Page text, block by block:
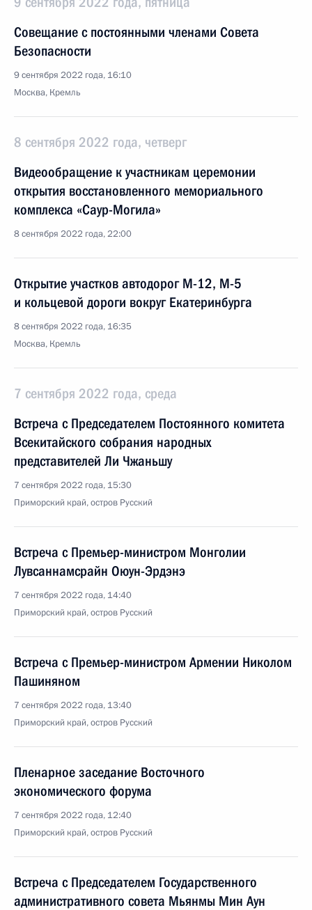
Совещание с постоянными членами Совета
Безопасности
9 сентября 2022 года, 16:10
Москва, Кремль
8 сентября 2022 года, четверг
Видеообращение к участникам церемонии
открытия восстановленного мемориального
комплекса «Саур-Могила»
8 сентября 2022 года, 22:00
Открытие участков автодорог М-12, М-5
и кольцевой дороги вокруг Екатеринбурга
8 сентября 2022 года, 16:35
Москва, Кремль
7 сентября 2022 года, среда
Встреча с Председателем Постоянного комитета
Всекитайского собрания народных
представителей Ли Чжаньшу
7 сентября 2022 года, 15:30
Приморский край, остров Русский
Встреча с Премьер-министром Монголии
Лувсаннамсрайн Оюун-Эрдэнэ
7 сентября 2022 года, 14:40
Приморский край, остров Русский
Встреча с Премьер-министром Армении Николом
Пашиняном
7 сентября 2022 года, 13:40
Приморский край, остров Русский
Пленарное заседание Восточного
экономического форума
7 сентября 2022 года, 12:40
Приморский край, остров Русский
Встреча с Председателем Государственного
административного совета Мьянмы Мин Аун